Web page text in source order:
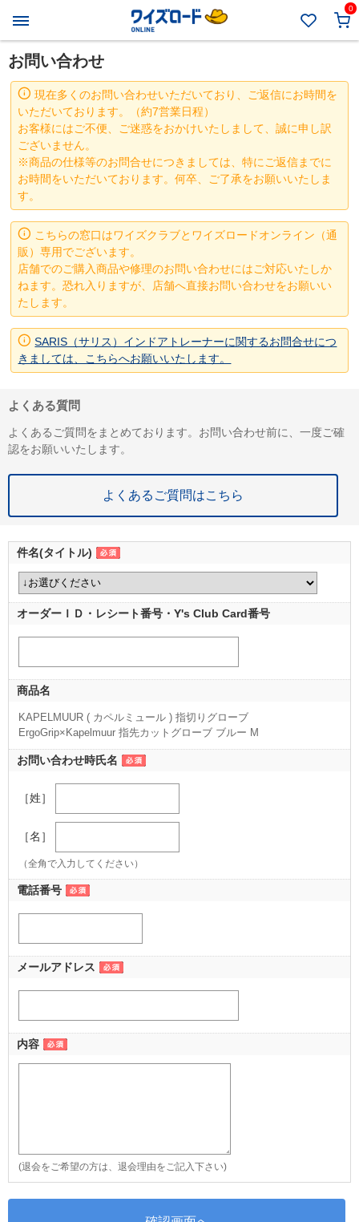
0
お問い合わせ
現在多くのお問い合わせいただいており、ご返信にお時間を
いただいております。（約7営業日程）
お客様にはご不便、ご迷惑をおかけいたしまして、誠に申し訳
ございません。
※商品の仕様等のお問合せにつきましては、特にご返信までに
お時間をいただいております。何卒、ご了承をお願いいたしま
す。
こちらの窓口はワイズクラブとワイズロードオンライン（通
販）専用でございます。
店舗でのご購入商品や修理のお問い合わせにはご対応いたしか
ねます。恐れ入りますが、店舗へ直接お問い合わせをお願いい
たします。
SARIS（サリス）インドアトレーナーに関するお問合せにつ
きましては、こちらへお願いいたします。
よくある質問
よくあるご質問をまとめております。お問い合わせ前に、一度ご確
認をお願いいたします。
よくあるご質問はこちら
件名(タイトル)
オーダーＩＤ・レシート番号・Y's Club Card番号
商品名
KAPELMUUR ( カペルミュール ) 指切りグローブ
ErgoGrip×Kapelmuur 指先カットグローブ ブルー M
（M ブルー）
お問い合わせ時氏名
［姓］
［名］
（全角で入力してください）
電話番号
メールアドレス
内容
(退会をご希望の方は、退会理由をご記入下さい)